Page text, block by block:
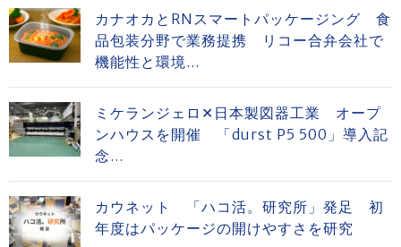
カナオカとRNスマートパッケージング 食
品包装分野で業務提携 リコー合弁会社で
機能性と環境...
ミケランジェロ✕日本製図器工業 オープ
ンハウスを開催 「durst P5 500」導入記
念...
カウネット 「ハコ活。研究所」発足 初
年度はパッケージの開けやすさを研究